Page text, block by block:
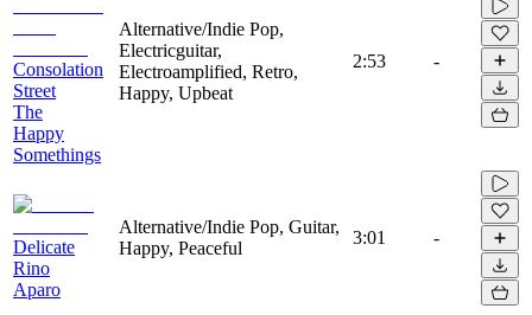
Consolation
Street
The
Happy
Somethings
Alternative/Indie Pop,
Electricguitar,
Electroamplified, Retro,
Happy, Upbeat
2:53 -
Delicate
Rino
Aparo
Alternative/Indie Pop, Guitar,
Happy, Peaceful
3:01 -